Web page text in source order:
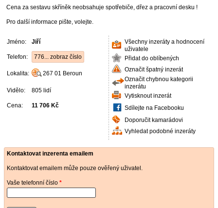
Cena za sestavu skříněk neobsahuje spotřebiče, dřez a pracovní desku !
Pro další informace pište, volejte.
Jméno: Jiří
Telefon: 776... zobraz číslo
Lokalita: 267 01 Beroun
Vidělo: 805 lidí
Cena: 11 706 Kč
Všechny inzeráty a hodnocení
uživatele
Přidat do oblíbených
Označit špatný inzerát
Označit chybnou kategorii
inzerátu
Vytisknout inzerát
Sdílejte na Facebooku
Doporučit kamarádovi
Vyhledat podobné inzeráty
Kontaktovat inzerenta emailem
Kontaktovat emailem může pouze ověřený uživatel.
Vaše telefonní číslo *